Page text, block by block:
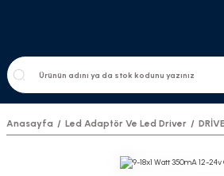
Anasayfa Led Adaptör Ve Led Driver